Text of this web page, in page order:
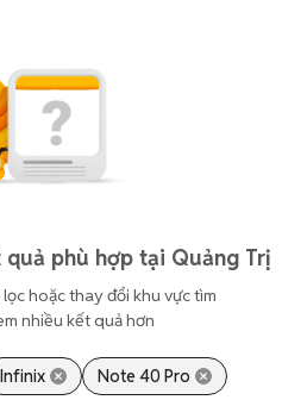
phù hợp tại Quảng Trị
hoặc thay đổi khu vực tìm
nhiều kết quả hơn
Infinix Note 40 Pro